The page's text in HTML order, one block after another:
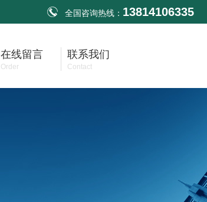
全国咨询热线： 13814106335
在线留言
Order
联系我们
Contact